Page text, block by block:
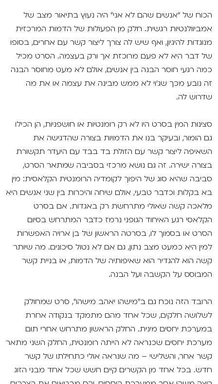
הכוח של "אנשים שהם לא אני" היה נעוץ בתיאור מצב של
אמביוולנטיות רגשית. חלק מן הפעולות של הדמות המרכזית
מנוגדות להיגיון, ואף שיש לה צורך ליצור קשר עם אחרים, בסופו
של דבר היא לא פעם מרוכזת אך ורק בעצמה. הסרט מכיל
כמה רגעי חוסר הבנה בין אנשים, אולם לא מעט מחוסר הבנה
זה נובע מכך שג'וי לא ממש מבינה את עצמה או את מה
שדרוש לה.
סצינות המין בסרט היו לא רק רומנטיות או חושפניות, הן הכילו
גם הומור, ובעיקר בנו את הדמויות בצורה שהדגישה את
השאיפה ליצור קשר עם הזולת בד בבד עם היעדר תקשורת
בצורה ישירה. זה גם נושא מרכזי בסביבה שמתאר הסרט,
סביבה שהיא סוג של היפוך לקומדיה הרומנטית הקלאסית: מין
בא בקלות וכדבר טבעי, אולם שיחה והיכרות בין שני אנשים היא
מלאכה קשה שאולי מתרחשת רק באגדות. אם בסרט
הקלאסי רגע האיחוד הגופני נרמז כדבר המתרחש בסיום
הסרט או בסמוך לו, בסרטה הראשון של בן ארויה האפשרות
למין היא כמעט מצב נתון, גם אם לא נטול סיכונים. מה שיותר
קשה הוא להגדיר הוא שאיפותיה של הדמות, או בניית קשר
המבוסס על הקשבה ועל הבנה.
הרובד הזה נוכח גם ב"מישהו יאהב מישהו", סרט שמחולק
לשלושה חלקים, שכל אחד מהם מתמקד בנקודה אחרת
במערכת יחסים מינית. החלק הראשון מתרחש אחרי תום
מערכת יחסים שכנראה לא הייתה רומנטית, החלק השני מתאר
קשר אחר, והשלישי – מה שנראה אולי כתחילתו של קשר
חדש. בכל אחד מן הקשרים קיים חשש שכל אחד מבני הזוג